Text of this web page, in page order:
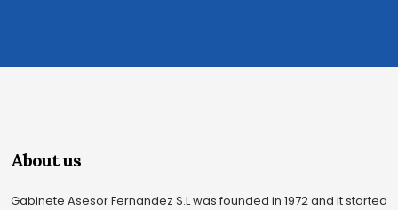
About us
Gabinete Asesor Fernandez S.L was founded in 1972 and it started